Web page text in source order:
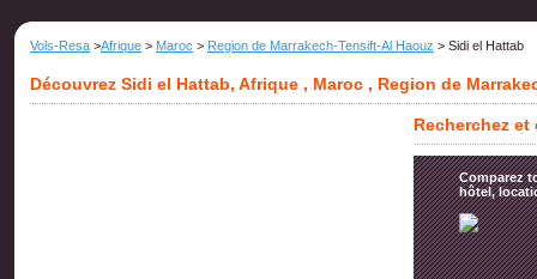
Vols-Resa >Afrique > Maroc > Region de Marrakech-Tensift-Al Haouz > Sidi el Hattab
Découvrez Sidi el Hattab, Afrique , Maroc , Region de
Recherchez
Comparez
hôtel,